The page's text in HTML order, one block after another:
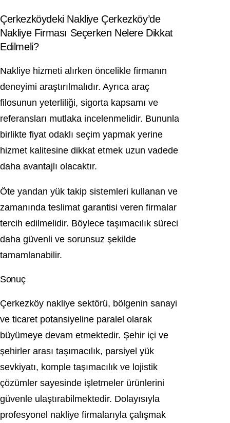
Çerkezköydeki Nakliye Çerkezköy’de
Nakliye Firması Seçerken Nelere Dikkat
Edilmeli?
Nakliye hizmeti alırken öncelikle firmanın
deneyimi araştırılmalıdır. Ayrıca araç
filosunun yeterliliği, sigorta kapsamı ve
referansları mutlaka incelenmelidir. Bununla
birlikte fiyat odaklı seçim yapmak yerine
hizmet kalitesine dikkat etmek uzun vadede
daha avantajlı olacaktır.
Öte yandan yük takip sistemleri kullanan ve
zamanında teslimat garantisi veren firmalar
tercih edilmelidir. Böylece taşımacılık süreci
daha güvenli ve sorunsuz şekilde
tamamlanabilir.
Sonuç
Çerkezköy nakliye sektörü, bölgenin sanayi
ve ticaret potansiyeline paralel olarak
büyümeye devam etmektedir. Şehir içi ve
şehirler arası taşımacılık, parsiyel yük
sevkiyatı, komple taşımacılık ve lojistik
çözümler sayesinde işletmeler ürünlerini
güvenle ulaştırabilmektedir. Dolayısıyla
profesyonel nakliye firmalarıyla çalışmak